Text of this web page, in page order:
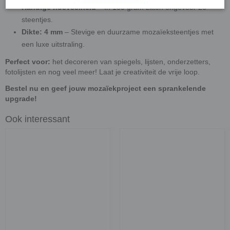
Handige hoeveelheid– In 100 gram zitten ongeveer 26
steentjes.
Dikte: 4 mm – Stevige en duurzame mozaïeksteentjes met
een luxe uitstraling.
Perfect voor: het decoreren van spiegels, lijsten, onderzetters,
fotolijsten en nog veel meer! Laat je creativiteit de vrije loop.
Bestel nu en geef jouw mozaïekproject een sprankelende
upgrade!
Ook interessant